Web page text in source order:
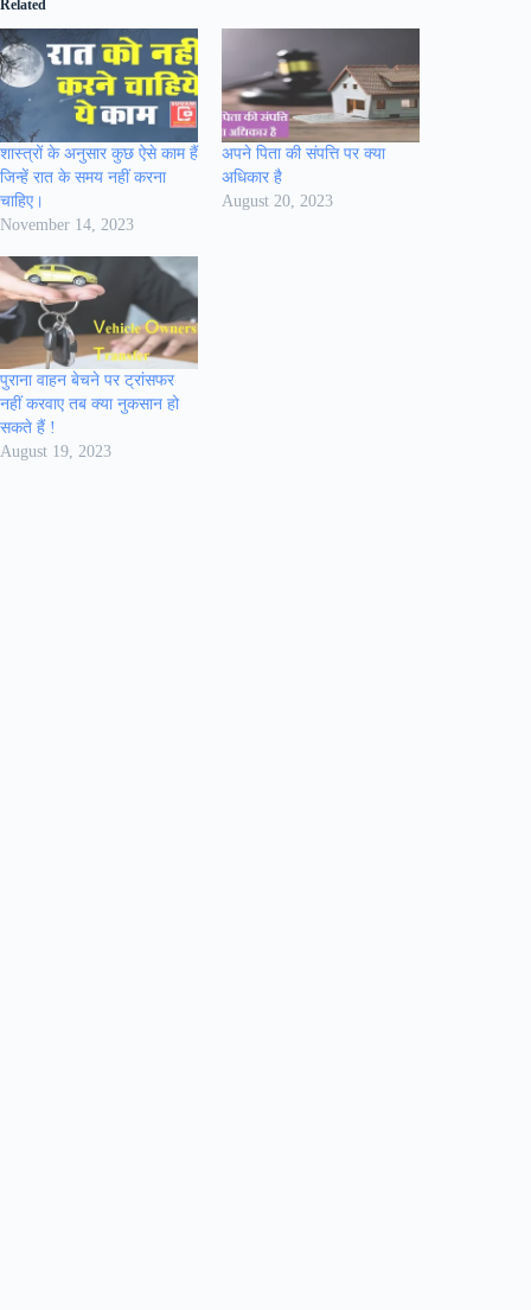
Related
शास्त्रों के अनुसार कुछ ऐसे काम हैं
जिन्हें रात के समय नहीं करना
चाहिए।
November 14, 2023
अपने पिता की संपत्ति पर क्या
अधिकार है
August 20, 2023
पुराना वाहन बेचने पर ट्रांसफर
नहीं करवाए तब क्या नुकसान हो
सकते हैं !
August 19, 2023